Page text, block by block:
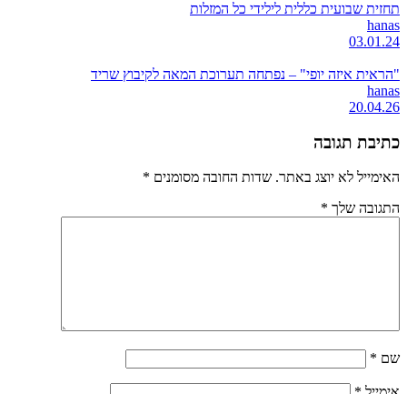
תחזית שבועית כללית לילידי כל המזלות
hanas
03.01.24
"הראית איזה יופי" – נפתחה תערוכת המאה לקיבוץ שריד
hanas
20.04.26
כתיבת תגובה
האימייל לא יוצג באתר. שדות החובה מסומנים *
התגובה שלך *
שם *